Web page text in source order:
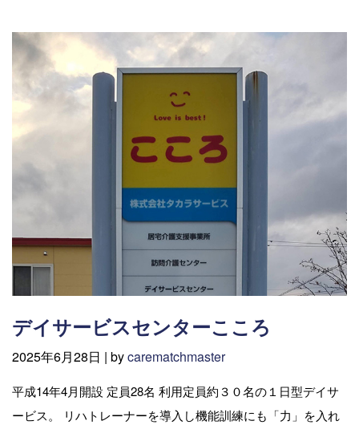
デイサービスセンターこころ
2025年6月28日 | bycarematchmaster
平成14年4月開設 定員28名 利用定員約３０名の１日型デイサ
ービス。 リハトレーナーを導入し機能訓練にも「力」を入れ